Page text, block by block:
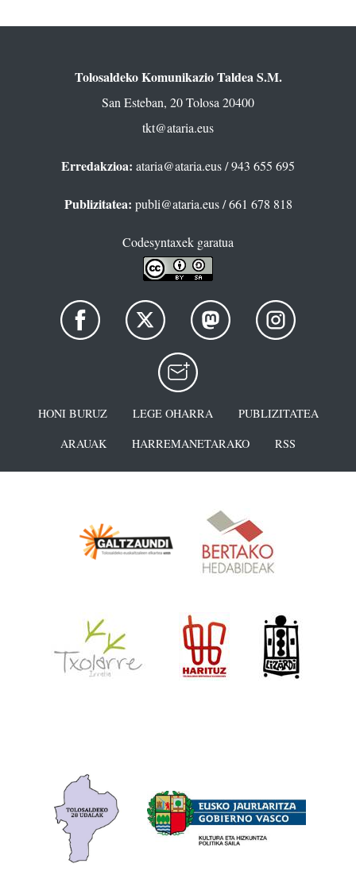
Tolosaldeko Komunikazio Taldea S.M.
San Esteban, 20 Tolosa 20400
tkt@ataria.eus
Erredakzioa: ataria@ataria.eus/ 943 655 695
Publizitatea: publi@ataria.eus/ 661 678 818
Codesyntaxek garatua
HONI BURUZ LEGE OHARRA
PUBLIZITATEA
ARAUAK
HARREMANETARAKO RSS